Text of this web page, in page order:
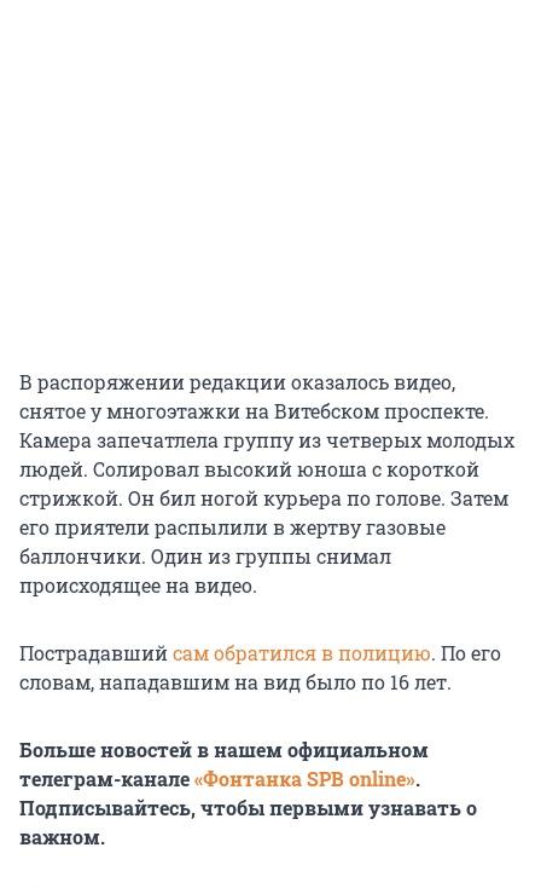
В распоряжении редакции оказалось видео,
снятое у многоэтажки на Витебском проспекте.
Камера запечатлела группу из четверых молодых
людей. Солировал высокий юноша с короткой
стрижкой. Он бил ногой курьера по голове. Затем
его приятели распылили в жертву газовые
баллончики. Один из группы снимал
происходящее на видео.
Пострадавшийсам обратился в полицию. По его
словам, нападавшим на вид было по 16 лет.
Больше новостей в нашем официальном
телеграм-канале«Фонтанка SPB online».
Подписывайтесь, чтобы первыми узнавать о
важном.